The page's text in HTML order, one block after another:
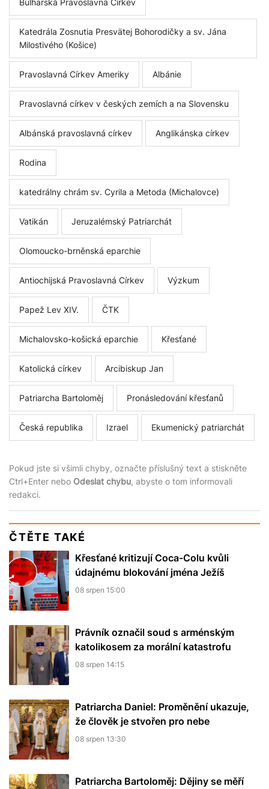
Bulharská Pravoslavná Církev
Katedrála Zosnutia Presvätej Bohorodičky a sv. Jána
Milostivého (Košice)
Pravoslavná Církev Ameriky Albánie
Pravoslavná církev v českých zemích a na Slovensku
Albánská pravoslavná církev Anglikánska církev
Rodina
katedrálny chrám sv. Cyrila a Metoda (Michalovce)
Vatikán Jeruzalémský Patriarchát
Olomoucko-brněnská eparchie
Antiochijská Pravoslavná Církev Výzkum
Papež Lev XIV. ČTK
Michalovsko-košická eparchie Křesťané
Katolická církev Arcibiskup Jan
Patriarcha Bartoloměj Pronásledování křesťanů
Česká republika Izrael Ekumenický patriarchát
Pokud jste si všimli chyby, označte příslušný text a stiskněte
Ctrl+Enter nebo Odeslat chybu, abyste o tom informovali
redakci.
ČTĚTE TAKÉ
Křesťané kritizují Coca-Colu kvůli
údajnému blokování jména Ježíš
08 srpen 15:00
Právník označil soud s arménským
katolikosem za morální katastrofu
08 srpen 14:15
Patriarcha Daniel: Proměnění ukazuje,
že člověk je stvořen pro nebe
08 srpen 13:30
Patriarcha Bartoloměj: Dějiny se měří